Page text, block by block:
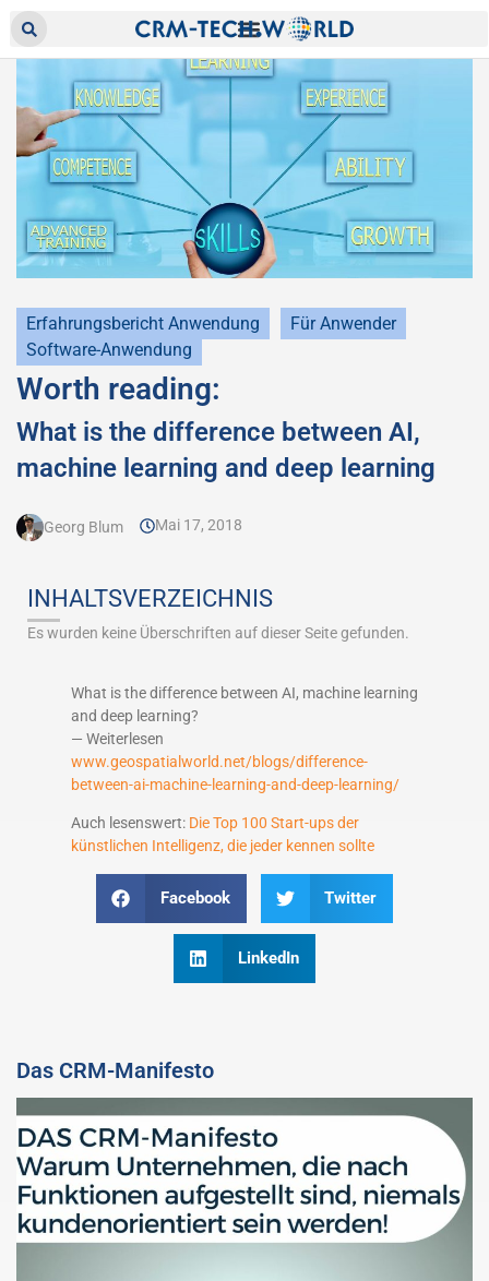
Erfahrungsbericht Anwendung
Für Anwender
Software-Anwendung
Worth reading:
What is the difference between AI ,
machine learning and deep learning
Georg Blum Mai 17, 2018
INHALTSVERZEICHNIS
Es wurden keine Überschriften auf dieser Seite gefunden.
What is the difference between AI, machine learning
and deep learning?
— Weiterlesen
www.geospatialworld.net/blogs/difference-
between-ai-machine-learning-and-deep-learning/
Auch lesenswert: Die Top 100 Start-ups der
künstlichen Intelligenz, die jeder kennen sollte
Facebook Twitter
LinkedIn
Das CRM-Manifesto